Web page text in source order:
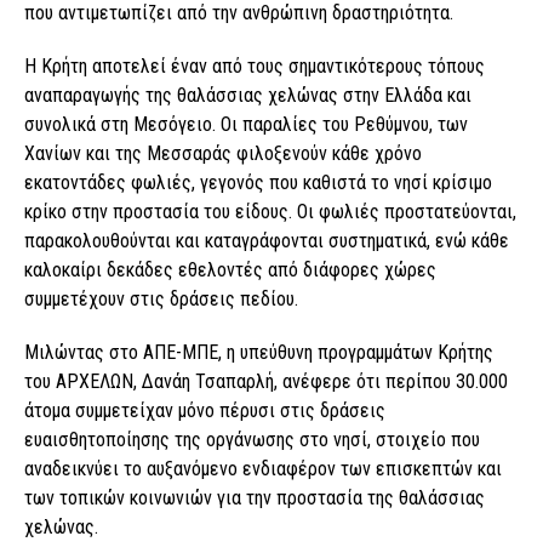
που αντιμετωπίζει από την ανθρώπινη δραστηριότητα.
Η Κρήτη αποτελεί έναν από τους σημαντικότερους τόπους
αναπαραγωγής της θαλάσσιας χελώνας στην Ελλάδα και
συνολικά στη Μεσόγειο. Οι παραλίες του Ρεθύμνου, των
Χανίων και της Μεσσαράς φιλοξενούν κάθε χρόνο
εκατοντάδες φωλιές, γεγονός που καθιστά το νησί κρίσιμο
κρίκο στην προστασία του είδους. Οι φωλιές προστατεύονται,
παρακολουθούνται και καταγράφονται συστηματικά, ενώ κάθε
καλοκαίρι δεκάδες εθελοντές από διάφορες χώρες
συμμετέχουν στις δράσεις πεδίου.
Μιλώντας στο ΑΠΕ-ΜΠΕ, η υπεύθυνη προγραμμάτων Κρήτης
του ΑΡΧΕΛΩΝ, Δανάη Τσαπαρλή, ανέφερε ότι περίπου 30.000
άτομα συμμετείχαν μόνο πέρυσι στις δράσεις
ευαισθητοποίησης της οργάνωσης στο νησί, στοιχείο που
αναδεικνύει το αυξανόμενο ενδιαφέρον των επισκεπτών και
των τοπικών κοινωνιών για την προστασία της θαλάσσιας
χελώνας.